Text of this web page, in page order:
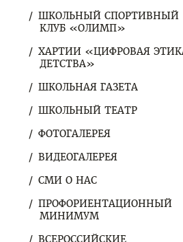
ШКОЛЬНЫЙ СПОРТИВНЫЙ
КЛУБ «ОЛИМП»
ХАРТИИ «ЦИФРОВАЯ
ДЕТСТВА»
ШКОЛЬНАЯ ГАЗЕТА
ШКОЛЬНЫЙ ТЕАТР
ФОТОГАЛЕРЕЯ
ВИДЕОГАЛЕРЕЯ
СМИ О НАС
ПРОФОРИЕНТАЦИОННЫЙ
МИНИМУМ
ВСЕРОССИЙСКИЕ